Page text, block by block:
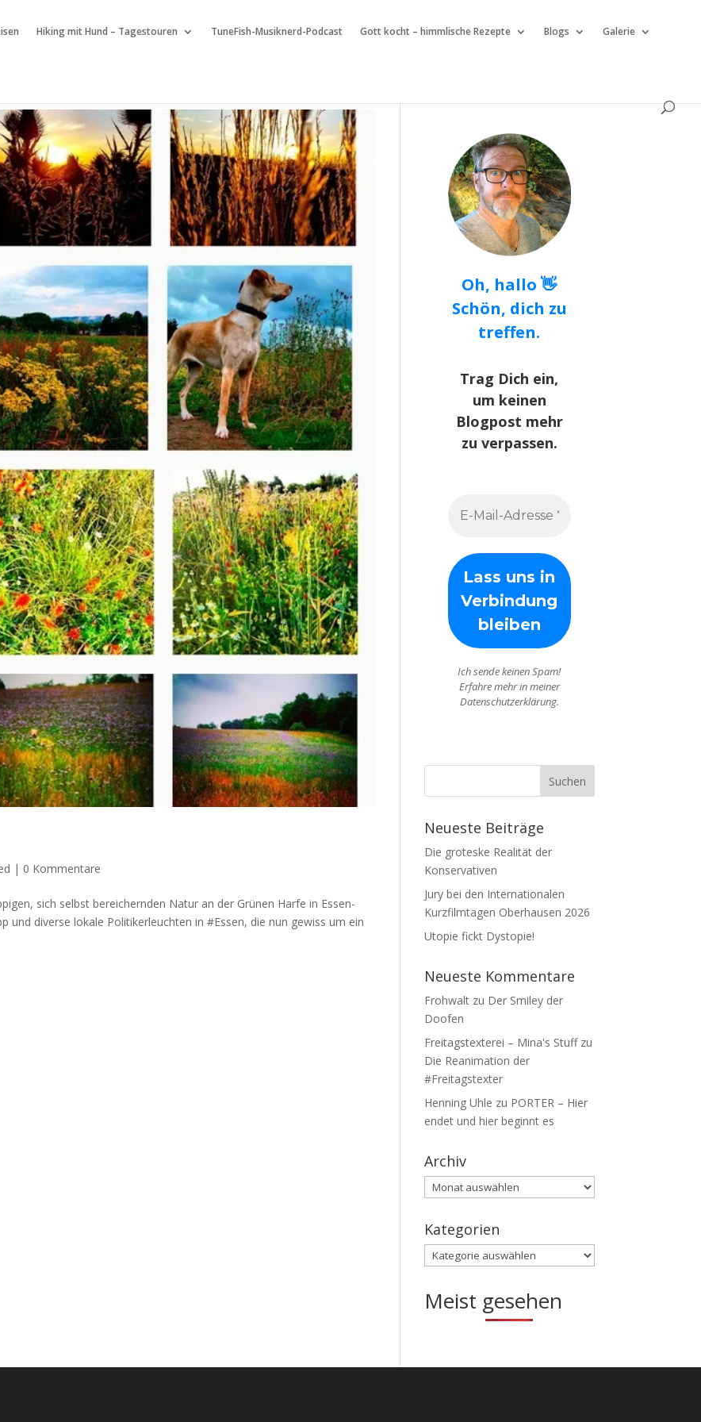
Hiking mit Hund – Tagestouren TuneFish-Musiknerd-Podcast Gott kocht – himmlische Rezepte Blogs Galerie
| 0 Kommentare
sich selbst bereichernden Natur an der Grünen Harfe in Essen-
und diverse lokale Politikerleuchten in #Essen, die nun gewiss um ein
Oh, hallo 👋
Schön, dich zu
treffen.
Trag Dich ein,
um keinen
Blogpost mehr
zu verpassen.
Ich sende keinen Spam!
Erfahre mehr in meiner
Datenschutzerklärung.
Neueste Beiträge
Die groteske Realität der
Konservativen
Jury bei den Internationalen
Kurzfilmtagen Oberhausen 2026
Utopie fickt Dystopie!
Neueste Kommentare
Frohwaltzu Der Smiley der
Doofen
Freitagstexterei – Mina's Stuffzu
Die Reanimation der
#Freitagstexter
Henning Uhle zu PORTER – Hier
endet und hier beginnt es
Archiv
Archiv
Kategorien
Kategorien
Meist gesehen